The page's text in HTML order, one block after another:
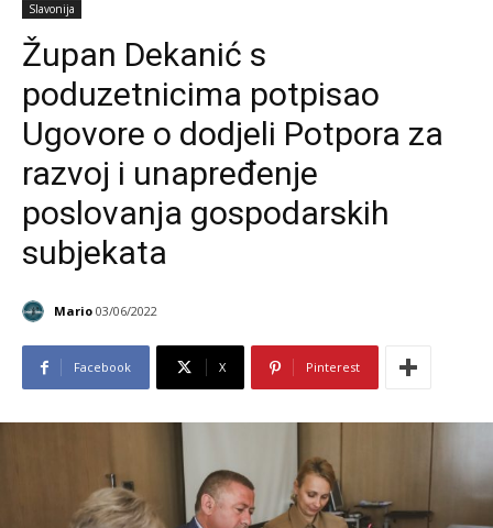
Slavonija
Župan Dekanić s
poduzetnicima potpisao
Ugovore o dodjeli Potpora za
razvoj i unapređenje
poslovanja gospodarskih
subjekata
Mario 03/06/2022
Facebook X Pinterest